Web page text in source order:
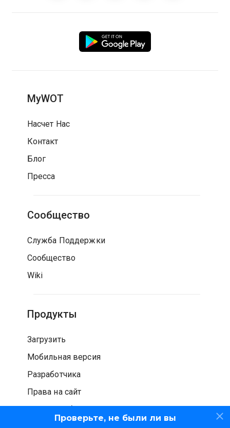
Проверьте, не были ли вы
MyWOT
Насчет Нас
Контакт
Блог
Пресса
Сообщество
Служба Поддержки
Сообщество
Wiki
Продукты
Загрузить
Мобильная версия
Разработчика
Права на сайт
Проверка безопасности